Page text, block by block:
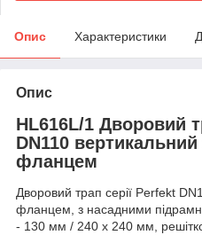
Опис Характеристики
Опис
HL616L/1 Дворовий
DN110
фланцем
Дворовий трап серії Perfekt
фланцем, з насадними
- 130 мм / 240 х 240 мм,